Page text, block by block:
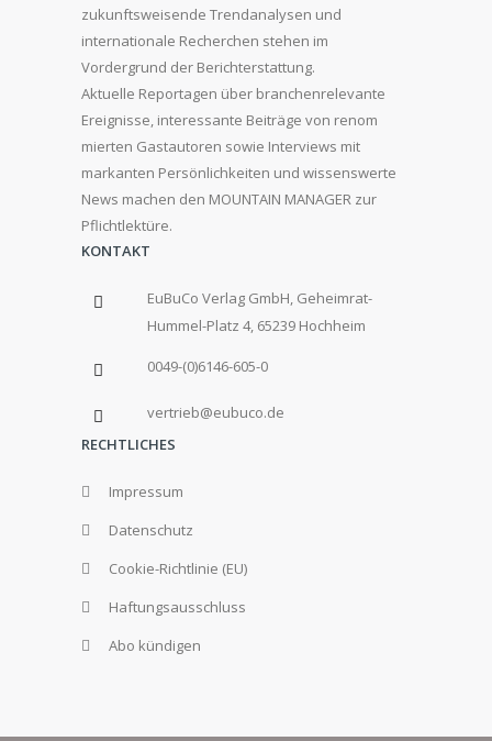
zukunftsweisende Trendanalysen und
internationale Recherchen stehen im
Vordergrund der Berichterstattung.
Aktuelle Reportagen über branchenrelevante
Ereignisse, interessante Beiträge von renom
mierten Gastautoren sowie Interviews mit
markanten Persönlichkeiten und wissenswerte
News machen den MOUNTAIN MANAGER zur
Pflichtlektüre.
KONTAKT
EuBuCo Verlag GmbH, Geheimrat-
Hummel-Platz 4, 65239 Hochheim
0049-(0)6146-605-0
vertrieb@eubuco.de
RECHTLICHES
Impressum
Datenschutz
Cookie-Richtlinie (EU)
Haftungsausschluss
Abo kündigen